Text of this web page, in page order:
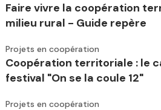
Faire vivre la coopération
milieu rural - Guide repère
Projets en coopération
Coopération territoriale : le
festival "On se la coule 12"
Projets en coopération